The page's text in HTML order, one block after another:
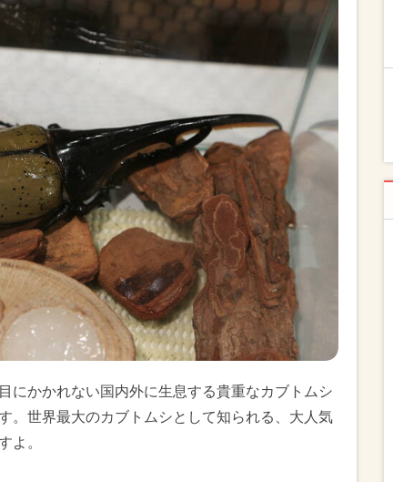
にかかれない国内外に生息する貴重なカブトムシ
。世界最大のカブトムシとして知られる、大人気
よ。